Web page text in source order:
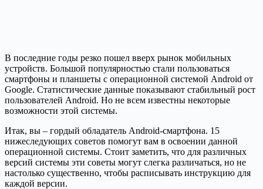
В последние годы резко пошел вверх рынок мобильных
устройств. Большой популярностью стали пользоваться
смартфоны и планшеты с операционной системой Android от
Google. Статистические данные показывают стабильный рост
пользователей Android. Но не всем известны некоторые
возможности этой системы.
Итак, вы – гордый обладатель Android-смартфона. 15
нижеследующих советов помогут вам в освоении данной
операционной системы. Стоит заметить, что для различных
версий системы эти советы могут слегка различаться, но не
настолько существенно, чтобы расписывать инструкцию для
каждой версии.